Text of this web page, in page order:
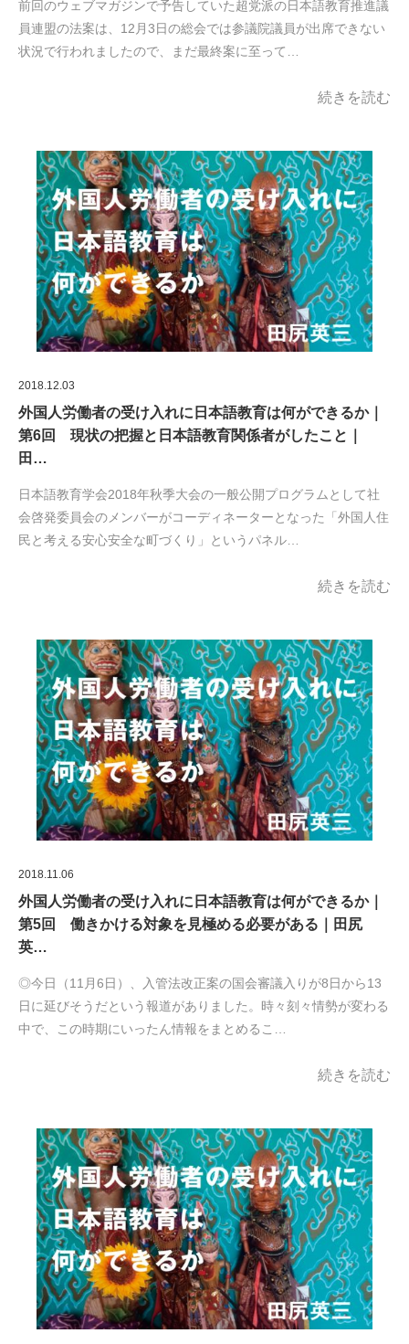
前回のウェブマガジンで予告していた超党派の日本語教育推進議
員連盟の法案は、12月3日の総会では参議院議員が出席できない
状況で行われましたので、まだ最終案に至って…
続きを読む
2018.12.03
外国人労働者の受け入れに日本語教育は何ができるか｜
第6回 現状の把握と日本語教育関係者がしたこと｜
田…
日本語教育学会2018年秋季大会の一般公開プログラムとして社
会啓発委員会のメンバーがコーディネーターとなった「外国人住
民と考える安心安全な町づくり」というパネル…
続きを読む
2018.11.06
外国人労働者の受け入れに日本語教育は何ができるか｜
第5回 働きかける対象を見極める必要がある｜田尻
英…
◎今日（11月6日）、入管法改正案の国会審議入りが8日から13
日に延びそうだという報道がありました。時々刻々情勢が変わる
中で、この時期にいったん情報をまとめるこ…
続きを読む